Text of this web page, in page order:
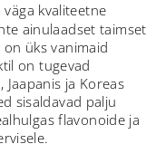
väga kvaliteetne
ainulaadset taimset
üks vanimaid
on tugevad
ja Koreas
sisaldavad palju
flavonoide ja